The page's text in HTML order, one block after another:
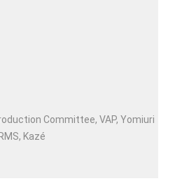
Committee, VAP, Yomiuri
Kazé